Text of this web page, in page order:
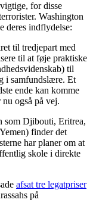
for disse
Washington
deres indflydelse:
til tredjepart med
til at føje praktiske
til
i samfundslære. Et
ende kan komme
også på vej.
som Djibouti, Eritrea,
finder det
har planer om at
skole i direkte
afsat tre legatpriser
på